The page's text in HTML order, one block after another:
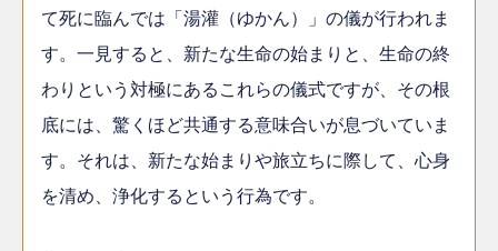
て死に臨んでは「湯灌（ゆかん）」の儀が行われま
す。一見すると、新たな生命の始まりと、生命の終
わりという対極にあるこれらの儀式ですが、その根
底には、驚くほど共通する意味合いが息づいていま
す。それは、新たな始まりや旅立ちに際して、心身
を清め、浄化するという行為です。